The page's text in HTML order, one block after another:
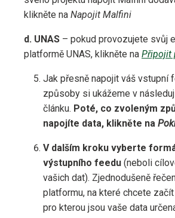
klikněte na Napojit Malfini
d. UNAS – pokud provozujete svůj
platformě UNAS, klikněte na Připojit
Jak přesně napojit váš vstupní
způsoby si ukážeme v
článku. Poté, co zvoleným
napojíte data, klikněte na
V dalším kroku vyberte
výstupního feedu (neboli
vašich dat). Zjednodušeně
platformu, na které chcete
pro kterou jsou vaše data